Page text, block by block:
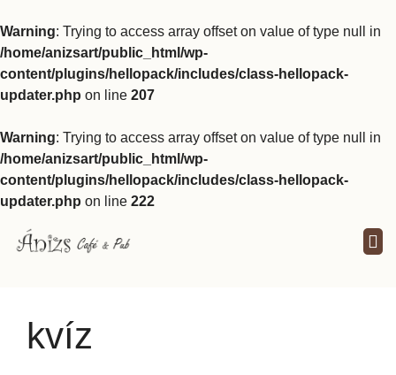
Warning: Trying to access array offset on value of type null in
/home/anizsart/public_html/wp-
content/plugins/hellopack/includes/class-hellopack-
updater.php on line 207
Warning: Trying to access array offset on value of type null in
/home/anizsart/public_html/wp-
content/plugins/hellopack/includes/class-hellopack-
updater.php on line 222
kvíz